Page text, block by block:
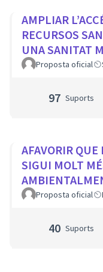
AMPLIAR
RECURSOS
UNA SANITAT
EQUITATIVA
Proposta oficial
97 Suports
AFAVORIR QUE
SIGUI MOLT
Proposta oficial
40 Suports